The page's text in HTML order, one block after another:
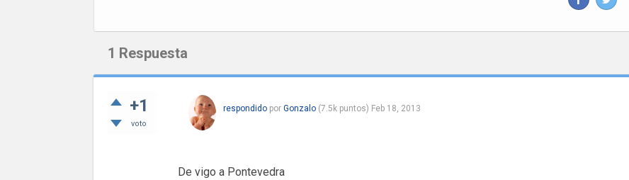
1 Respuesta
+1
voto
respondido por Gonzalo (7.5kpuntos) Feb 18, 2013
De vigo a Pontevedra